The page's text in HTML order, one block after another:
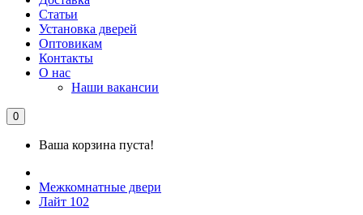
Статьи
Установка дверей
Оптовикам
Контакты
О нас
Наши вакансии
0
Ваша корзина пуста!
Межкомнатные двери
Лайт 102